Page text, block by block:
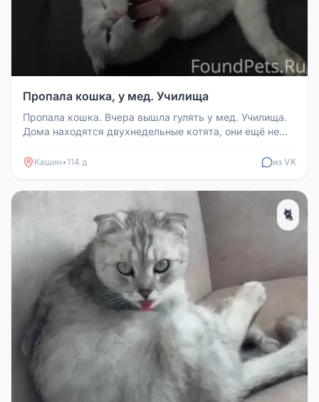
Пропала кошка, у мед. Училища
Пропала кошка. Вчера вышла гулять у мед. Училища.
Дома находятся двухнедельные котята, они ещё не
Кашин•114 д из VK
🐈